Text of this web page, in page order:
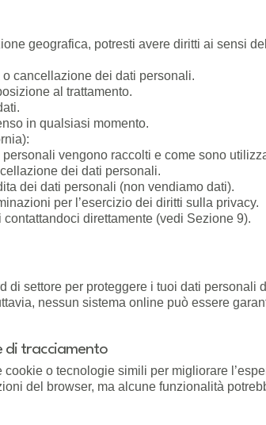
geografica, potresti avere diritti ai sensi
cancellazione dei dati personali.
al trattamento.
in qualsiasi momento.
vengono raccolti e come sono
dei dati personali.
dei dati personali (non vendiamo dati).
per l’esercizio dei diritti sulla privacy.
direttamente (vedi Sezione 9).
di settore per proteggere i tuoi dati personali
nessun sistema online può essere
di tracciamento
cookie o tecnologie simili per migliorare
del browser, ma alcune funzionalità